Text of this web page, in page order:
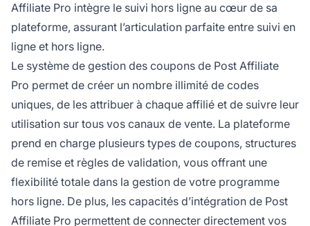
Affiliate Pro intègre le suivi hors ligne au cœur de sa
plateforme, assurant l’articulation parfaite entre suivi en
ligne et hors ligne.
Le système de gestion des coupons de Post Affiliate
Pro permet de créer un nombre illimité de codes
uniques, de les attribuer à chaque affilié et de suivre leur
utilisation sur tous vos canaux de vente. La plateforme
prend en charge plusieurs types de coupons, structures
de remise et règles de validation, vous offrant une
flexibilité totale dans la gestion de votre programme
hors ligne. De plus, les capacités d’intégration de Post
Affiliate Pro permettent de connecter directement vos